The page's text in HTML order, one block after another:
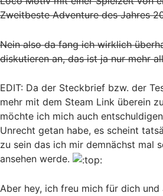
Zweitbeste Adventure des Jahres
Nein also da fang ich wirklich
diskutieren an, das ist ja nur mehr
EDIT: Da der Steckbrief bzw. der
mehr mit dem Steam Link überein
möchte ich mich auch
Unrecht getan habe, es scheint
zu sein das ich mir demnächst mal
ansehen werde.
Aber hey, ich freu mich für dich und